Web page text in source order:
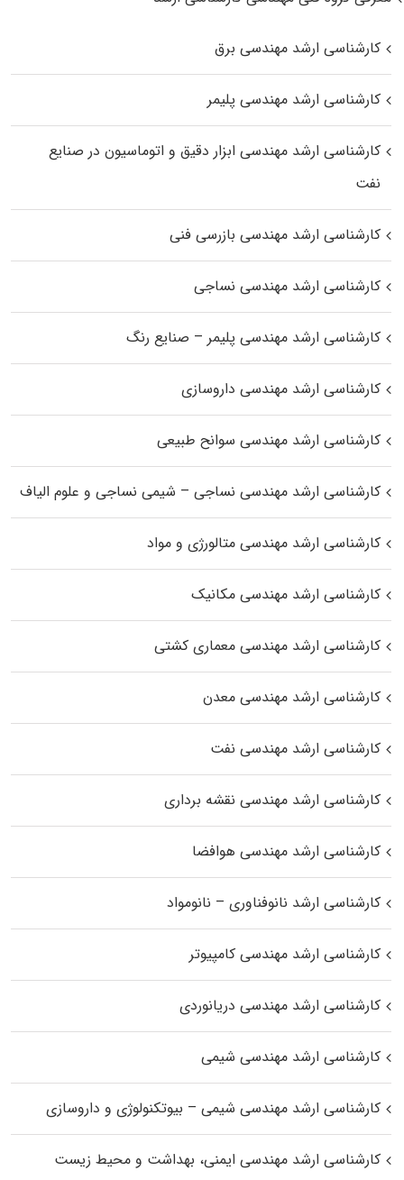
کارشناسی ارشد مهندسی برق
کارشناسی ارشد مهندسی پلیمر
کارشناسی ارشد مهندسی ابزار دقیق و اتوماسیون در صنایع
نفت
کارشناسی ارشد مهندسی بازرسی فنی
کارشناسی ارشد مهندسی نساجی
کارشناسی ارشد مهندسی پلیمر – صنایع رنگ
کارشناسی ارشد مهندسی داروسازی
کارشناسی ارشد مهندسی سوانح طبیعی
کارشناسی ارشد مهندسی نساجی – شیمی نساجی و علوم الیاف
کارشناسی ارشد مهندسی متالورژی و مواد
کارشناسی ارشد مهندسی مکانیک
کارشناسی ارشد مهندسی معماری کشتی
کارشناسی ارشد مهندسی معدن
کارشناسی ارشد مهندسی نفت
کارشناسی ارشد مهندسی نقشه برداری
کارشناسی ارشد مهندسی هوافضا
کارشناسی ارشد نانوفناوری – نانومواد
کارشناسی ارشد مهندسی کامپیوتر
کارشناسی ارشد مهندسی دریانوردی
کارشناسی ارشد مهندسی شیمی
کارشناسی ارشد مهندسی شیمی – بیوتکنولوژی و داروسازی
کارشناسی ارشد مهندسی ایمنی، بهداشت و محیط زیست